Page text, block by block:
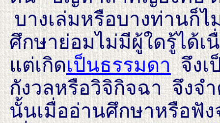
บางเล่มหรือบางท่านก็ไ
ศึกษาย่อมไม่มีผู้ใดรู้ได้เ
แต่เกิดเป็นธรรมดาจึงเ
กังวลหรือวิจิกิจฉา จึงจ
นั้นเมื่ออ่านศึกษาหรือฟัง